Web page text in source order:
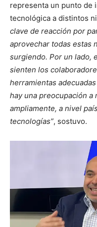
representa un punto de
tecnológica a distintos
clave de reacción por
aprovechar todas estas
surgiendo. Por un lado,
sienten los
herramientas
hay una preocupación a
ampliamente, a nivel
tecnologías”, sostuvo.